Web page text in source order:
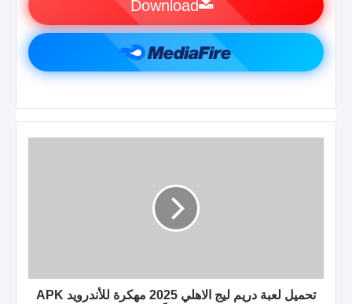
Download
تحميل لعبة دريم ليج الاهلي 2025 مهكرة للأندرويد APK